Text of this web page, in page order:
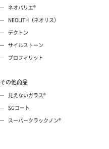
ネオパリエ®
NEOLITH（ネオリス）
デクトン
サイルストーン
プロフィリット
その他商品
見えないガラス®
SGコート
スーパークラックノン®